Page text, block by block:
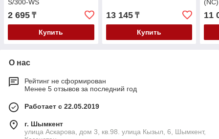
S/300-WS
2 695 ₸
Купить
13 145₸
Купить
(NC)
11
О нас
Рейтинг не сформирован
Менее 5 отзывов за последний год
Работает с 22.05.2019
г. Шымкент
улица Аскарова, дом 3, кв.98. улица Кызыл, 6, Шымкент,